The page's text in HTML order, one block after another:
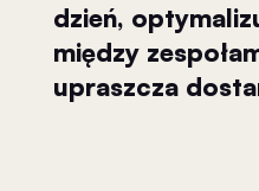
dzień,
między
upraszcza